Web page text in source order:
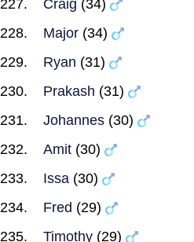
Craig (34)
Major (34)
Ryan (31)
Prakash (31)
Johannes (30)
Amit (30)
Issa (30)
Fred (29)
Timothy (29)